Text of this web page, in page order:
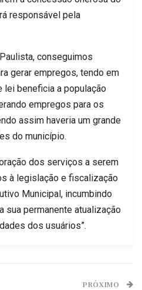
responsável pela
conseguimos
gerar empregos, tendo em
beneficia a população
empregos para os
assim haveria um grande
do município.
dos serviços a serem
à legislação e fiscalização
Municipal, incumbindo
sua permanente atualização
dos usuários”.
PRÓXIMO